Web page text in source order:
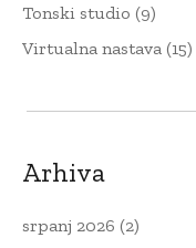
Tonski studio (9)
Virtualna nastava (15)
Arhiva
srpanj 2026 (2)